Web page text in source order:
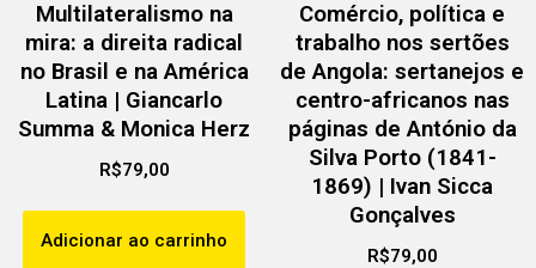
Multilateralismo na
mira: a direita radical
no Brasil e na América
Latina | Giancarlo
Summa & Monica Herz
R$79,00
Adicionar ao carrinho
Comércio, política e
trabalho nos sertões
de Angola: sertanejos e
centro-africanos nas
páginas de António da
Silva Porto (1841-
1869) | Ivan Sicca
Gonçalves
R$79,00